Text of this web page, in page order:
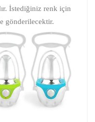
İstediğiniz renk için
gönderilecektir.